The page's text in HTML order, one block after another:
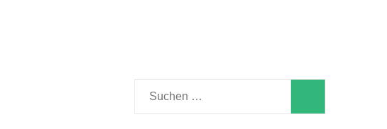
Suchen
nach: